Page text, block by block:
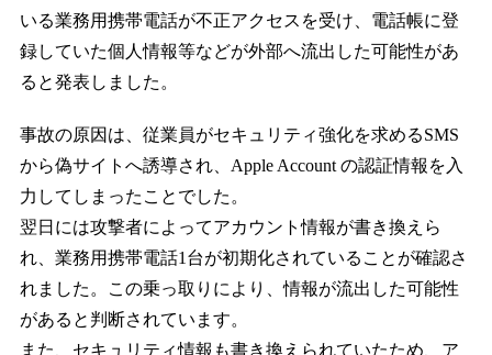
いる業務用携帯電話が不正アクセスを受け、電話帳に登
録していた個人情報等などが外部へ流出した可能性があ
ると発表しました。
事故の原因は、従業員がセキュリティ強化を求めるSMS
から偽サイトへ誘導され、Apple Account の認証情報を入
力してしまったことでした。
翌日には攻撃者によってアカウント情報が書き換えら
れ、業務用携帯電話1台が初期化されていることが確認さ
れました。この乗っ取りにより、情報が流出した可能性
があると判断されています。
また、セキュリティ情報も書き換えられていたため、ア